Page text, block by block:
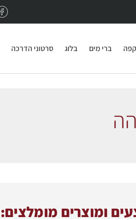
קפה ברי מים בלוג סרטוני הדרכה
ומוצרים מומלצים: